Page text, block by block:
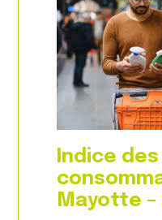
i
o
n
d
e
l
’
i
n
d
u
s
t
r
i
s
r
i
x
à
l
a
c
o
n
s
o
m
Indice
Mayotte –